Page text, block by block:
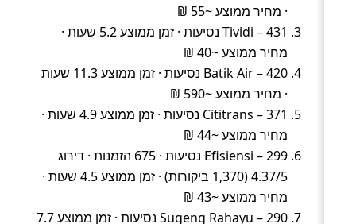
· מחיר ממוצע ~55 ₪
Tividi – 431 נסיעות · זמן ממוצע 5.2 שעות ·
מחיר ממוצע ~40 ₪
Batik Air – 420 נסיעות · זמן ממוצע 11.3 שעות
· מחיר ממוצע ~590 ₪
Cititrans – 371 נסיעות · זמן ממוצע 4.9 שעות ·
מחיר ממוצע ~44 ₪
Efisiensi – 299 נסיעות · 675 הזמנות · דירוג
4.37/5 (1,370 ביקורות) · זמן ממוצע 4.5 שעות ·
מחיר ממוצע ~43 ₪
Sugeng Rahayu – 290 נסיעות · זמן ממוצע 7.7